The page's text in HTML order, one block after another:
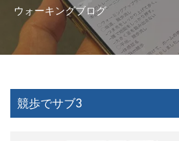
ウォーキングブログ
競歩でサブ3